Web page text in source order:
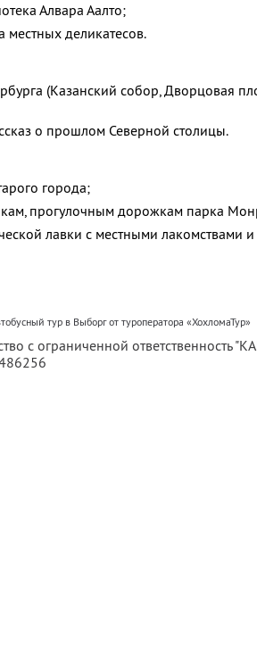
Алвара Аалто;
местных деликатесов.
(Казанский собор, Дворцовая
о прошлом Северной столицы.
города;
прогулочным дорожкам парка
лавки с местными лакомствами
тур в Выборг от туроператора «ХохломаТур»
с ограниченной ответственность